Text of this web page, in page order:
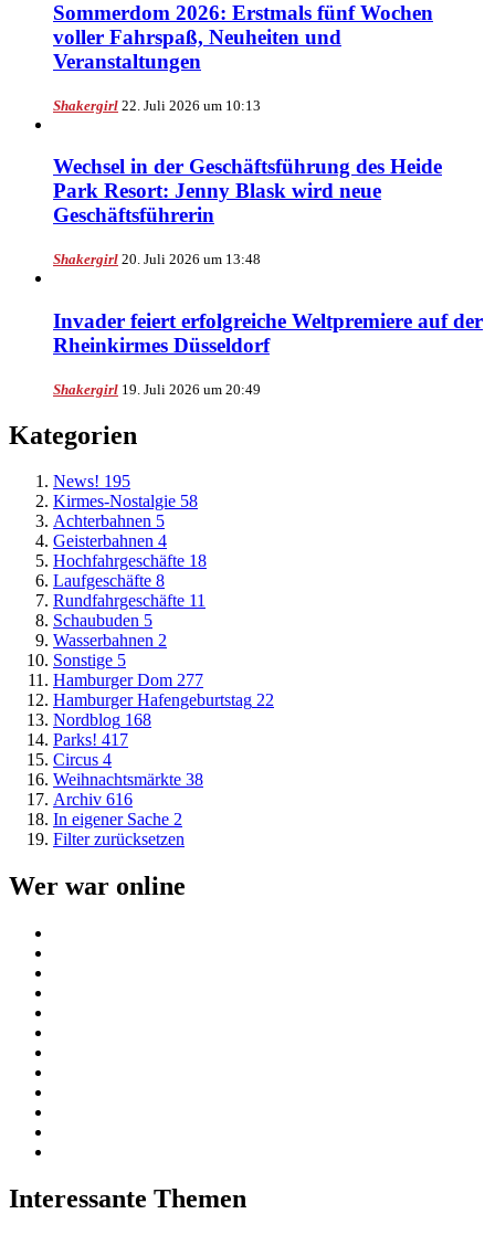
Sommerdom 2026: Erstmals fünf Wochen
voller Fahrspaß, Neuheiten und
Veranstaltungen
Shakergirl 22. Juli 2026 um 10:13
Wechsel in der Geschäftsführung des Heide
Park Resort: Jenny Blask wird neue
Geschäftsführerin
Shakergirl 20. Juli 2026 um 13:48
Invader feiert erfolgreiche Weltpremiere auf der
Rheinkirmes Düsseldorf
Shakergirl 19. Juli 2026 um 20:49
Kategorien
News! 195
Kirmes-Nostalgie 58
Achterbahnen 5
Geisterbahnen 4
Hochfahrgeschäfte 18
Laufgeschäfte 8
Rundfahrgeschäfte 11
Schaubuden 5
Wasserbahnen 2
Sonstige 5
Hamburger Dom 277
Hamburger Hafengeburtstag 22
Nordblog 168
Parks! 417
Circus 4
Weihnachtsmärkte 38
Archiv 616
In eigener Sache 2
Filter zurücksetzen
Wer war online
Interessante Themen